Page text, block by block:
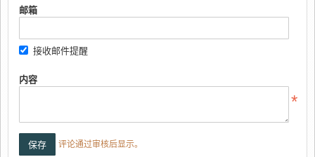
邮箱
接收邮件提醒
内容
评论通过审核后显示。